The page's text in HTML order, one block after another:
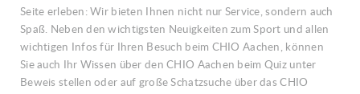
Seite erleben: Wir bieten Ihnen nicht nur Service, sondern auch
Spaß. Neben den wichtigsten Neuigkeiten zum Sport und allen
wichtigen Infos für Ihren Besuch beim CHIO Aachen, können
Sie auch Ihr Wissen über den CHIO Aachen beim Quiz unter
Beweis stellen oder auf große Schatzsuche über das CHIO